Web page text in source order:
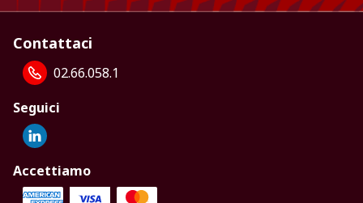
Contattaci
02.66.058.1
Seguici
Accettiamo